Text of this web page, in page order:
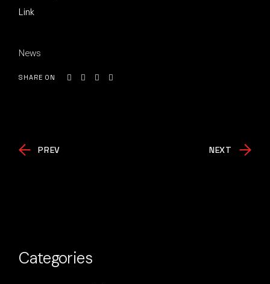
Link
News
SHARE ON
PREV NEXT
Categories